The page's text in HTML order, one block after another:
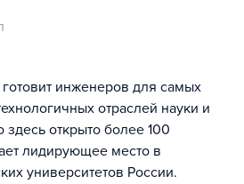
инженеров для самых
отраслей науки и
здесь открыто более 100
лидирующее место в
университетов России.